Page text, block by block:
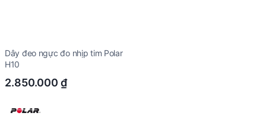
Dây đeo ngực đo nhịp tim Polar
H10
2.850.000 ₫